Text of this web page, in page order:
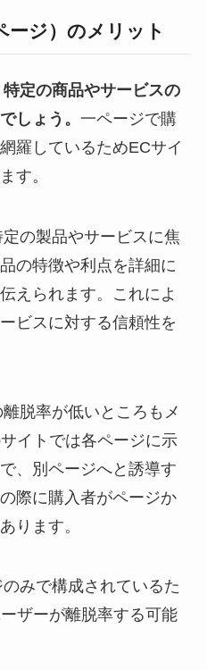
ージ）のメリット
特定の商品やサービスの
しょう。 一ページで購
羅しているためECサイ
す。
の製品やサービスに焦
の特徴や利点を詳細に
えられます。これによ
ビスに対する信頼性を
脱率が低いところもメ
イトでは各ページに示
、別ページへと誘導す
際に購入者がページか
ります。
みで構成されているた
ザーが離脱率する可能